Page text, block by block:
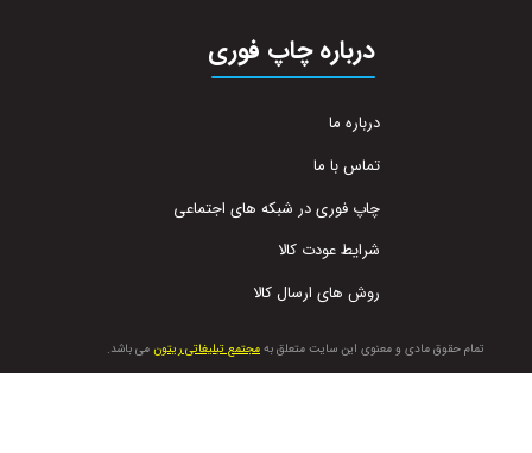
تمام حقوق مادی و معنوی این سایت متعلق به مجتمع تبلیغاتی ریتون می باشد.
درباره چاپ فوری
درباره ما
تماس با ما
چاپ فوری در شبکه های اجتماعی
شرایط عودت کالا
روش های ارسال کالا